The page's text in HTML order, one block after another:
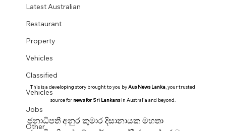
Latest Australian
Restaurant
Property
Vehicles
Classified
Vehicles
Jobs
Other
This is a developing story brought to you by Aus News Lanka, your trusted
source for news for Sri Lankans in Australia and beyond.
ජනාධිපති අනුර කුමාර දිසානායක මහතා